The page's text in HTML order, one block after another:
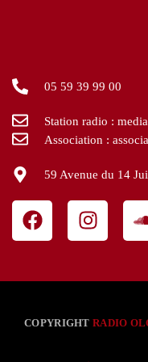
05 59 39 99 00
Station radio :
Association :
59 Avenue du 14
COPYRIGHTRADIO